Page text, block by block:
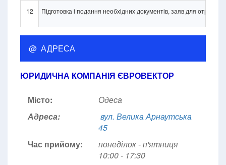
12 Підготовка і подання необхідних документів, заяв для
@ АДРЕСА
ЮРИДИЧНА КОМПАНІЯ ЄВРОВЕКТОР
Місто:
Одеса
Адреса:
вул. Велика Арнаутська
45
Час прийому:
понеділок - п'ятниця
10:00 - 17:30